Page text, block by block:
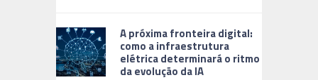
A próxima fronteira digital:
como a infraestrutura
elétrica determinará o ritmo
da evolução da IA